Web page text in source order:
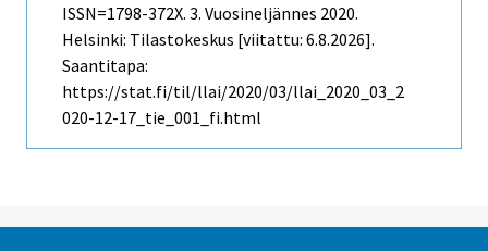
ISSN=1798-372X. 3. Vuosineljännes 2020.
Helsinki: Tilastokeskus [viitattu: 6.8.2026].
Saantitapa:
https://stat.fi/til/llai/2020/03/llai_2020_03_2
020-12-17_tie_001_fi.html